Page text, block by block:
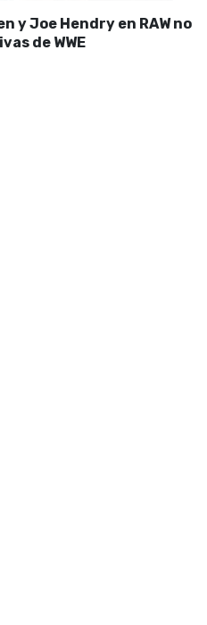
y Joe Hendry en RAW no
de WWE